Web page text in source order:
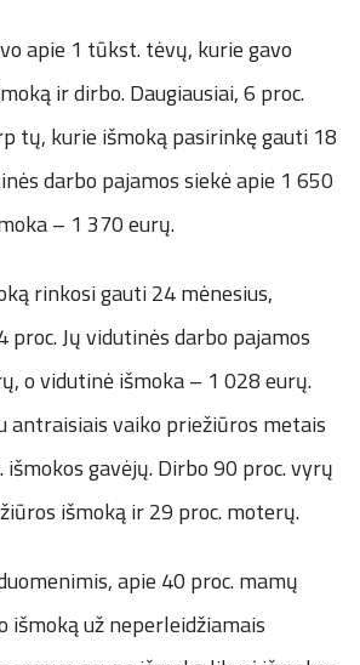
apie 1 tūkst. tėvų, kurie gavo
ir dirbo. Daugiausiai, 6 proc.
tų, kurie išmoką pasirinkę gauti 18
darbo pajamos siekė apie 1 650
– 1 370 eurų.
rinkosi gauti 24 mėnesius,
Jų vidutinės darbo pajamos
o vidutinė išmoka – 1 028 eurų.
antraisiais vaiko priežiūros metais
gavėjų. Dirbo 90 proc. vyrų
išmoką ir 29 proc. moterų.
apie 40 proc. mamų
išmoką už neperleidžiamais